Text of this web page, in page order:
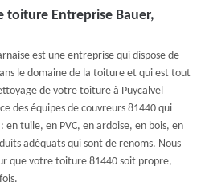
toiture Entreprise Bauer,
est une entreprise qui dispose de
le domaine de la toiture et qui est tout
de votre toiture à Puycalvel
des équipes de couvreurs 81440 qui
tuile, en PVC, en ardoise, en bois, en
adéquats qui sont de renoms. Nous
que votre toiture 81440 soit propre,